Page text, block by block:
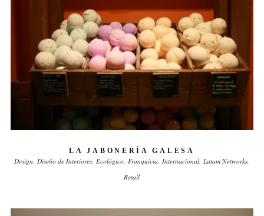
LA JABONERÍA GALESA
Design Diseño de Interiores Ecológico Franquicia Internacional Latam Networks
Retail